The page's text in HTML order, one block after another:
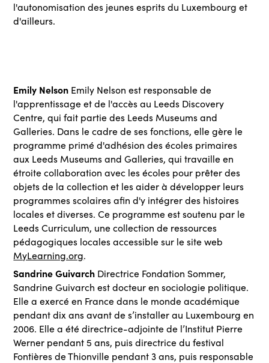
l'autonomisation des jeunes esprits du Luxembourg et
d'ailleurs.
Emily Nelson Emily Nelson est responsable de
l'apprentissage et de l'accès au Leeds Discovery
Centre, qui fait partie des Leeds Museums and
Galleries. Dans le cadre de ses fonctions, elle gère le
programme primé d'adhésion des écoles primaires
aux Leeds Museums and Galleries, qui travaille en
étroite collaboration avec les écoles pour prêter des
objets de la collection et les aider à développer leurs
programmes scolaires afin d'y intégrer des histoires
locales et diverses. Ce programme est soutenu par le
Leeds Curriculum, une collection de ressources
pédagogiques locales accessible sur le site web
MyLearning.org.
Sandrine Guivarch Directrice Fondation Sommer,
Sandrine Guivarch est docteur en sociologie politique.
Elle a exercé en France dans le monde académique
pendant dix ans avant de s’installer au Luxembourg en
2006. Elle a été directrice-adjointe de l’Institut Pierre
Werner pendant 5 ans, puis directrice du festival
Fontières de Thionville pendant 3 ans, puis responsable